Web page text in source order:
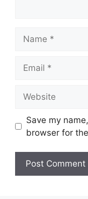
Save my
browser for